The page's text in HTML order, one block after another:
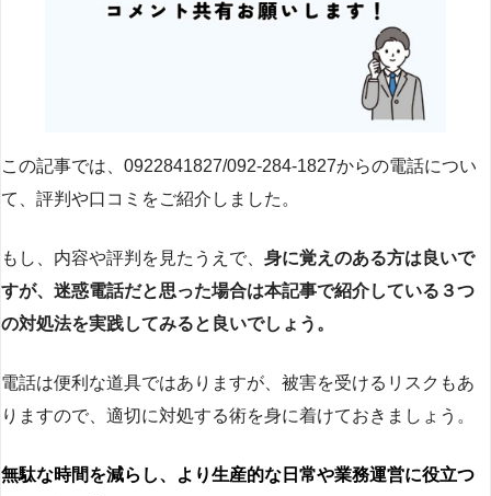
この記事では、0922841827/092-284-1827からの電話につい
て、評判や口コミをご紹介しました。
もし、内容や評判を見たうえで、 身に覚えのある方は良いで
すが、迷惑電話だと思った場合は本記事で紹介している３つ
の対処法を実践してみると良いでしょう。
電話は便利な道具ではありますが、被害を受けるリスクもあ
りますので、適切に対処する術を身に着けておきましょう。
無駄な時間を減らし、より生産的な日常や業務運営に役立つ